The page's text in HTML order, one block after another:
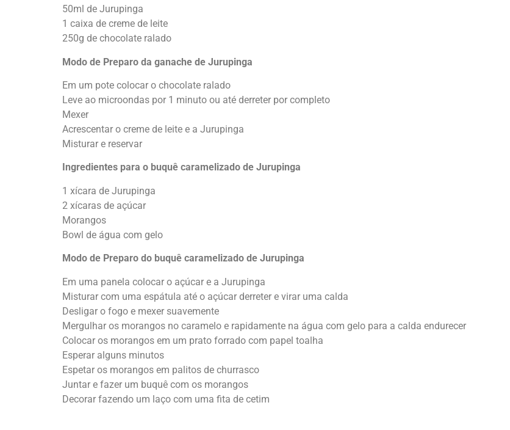
50ml de Jurupinga
1 caixa de creme de leite
250g de chocolate ralado
Modo de Preparo da ganache de Jurupinga
Em um pote colocar o chocolate ralado
Leve ao microondas por 1 minuto ou até derreter por completo
Mexer
Acrescentar o creme de leite e a Jurupinga
Misturar e reservar
Ingredientes para o buquê caramelizado de Jurupinga
1 xícara de Jurupinga
2 xícaras de açúcar
Morangos
Bowl de água com gelo
Modo de Preparo do buquê caramelizado de Jurupinga
Em uma panela colocar o açúcar e a Jurupinga
Misturar com uma espátula até o açúcar derreter e virar uma calda
Desligar o fogo e mexer suavemente
Mergulhar os morangos no caramelo e rapidamente na água com gelo para a calda endurecer
Colocar os morangos em um prato forrado com papel toalha
Esperar alguns minutos
Espetar os morangos em palitos de churrasco
Juntar e fazer um buquê com os morangos
Decorar fazendo um laço com uma fita de cetim